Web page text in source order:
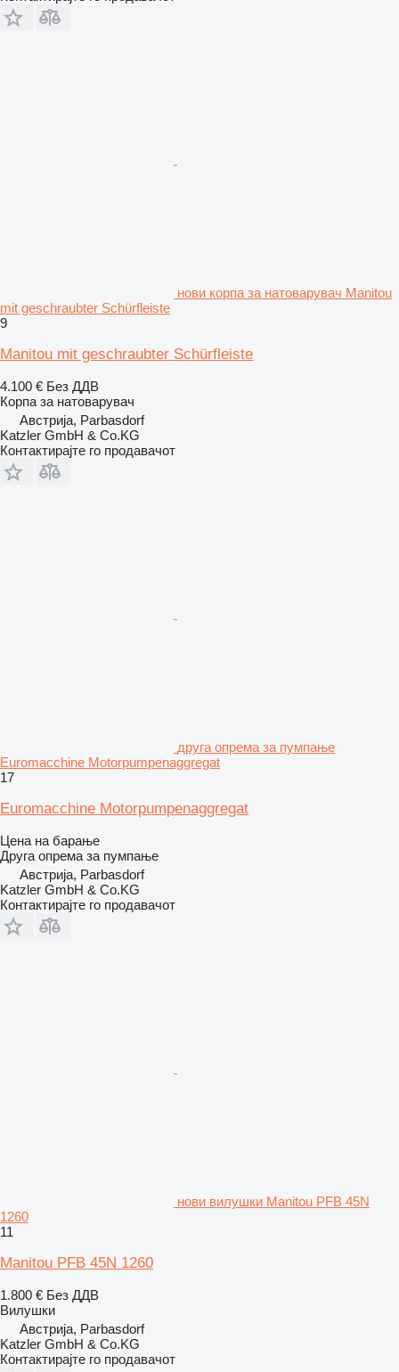
нови корпа за натоварувач Manitou
mit geschraubter Schürfleiste
9
Manitou mit geschraubter Schürfleiste
4.100 € Без ДДВ
Корпа за натоварувач
Австрија, Parbasdorf
Katzler GmbH & Co.KG
Контактирајте го продавачот
друга опрема за пумпање
Euromacchine Motorpumpenaggregat
17
Euromacchine Motorpumpenaggregat
Цена на барање
Друга опрема за пумпање
Австрија, Parbasdorf
Katzler GmbH & Co.KG
Контактирајте го продавачот
нови вилушки Manitou PFB 45N
1260
11
Manitou PFB 45N 1260
1.800 € Без ДДВ
Вилушки
Австрија, Parbasdorf
Katzler GmbH & Co.KG
Контактирајте го продавачот